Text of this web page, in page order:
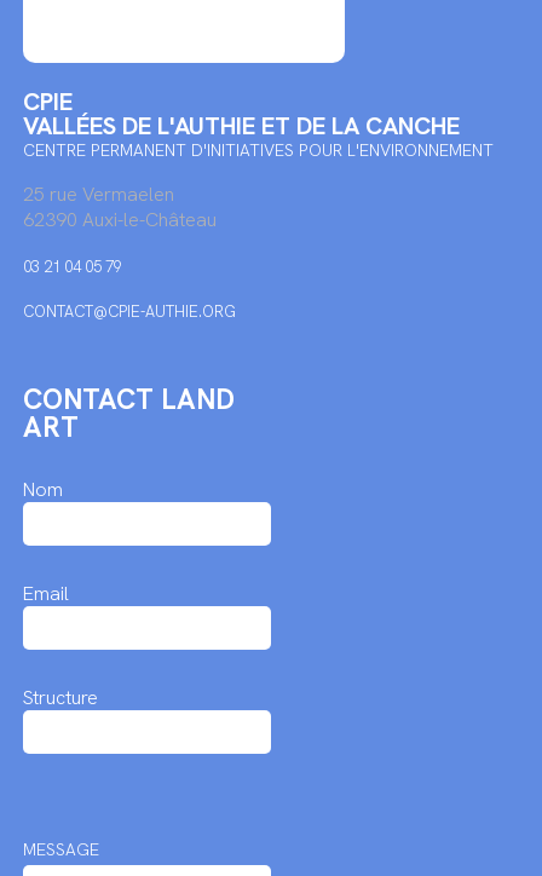
CPIE
VALLÉES DE L'AUTHIE ET DE LA CANCHE
CENTRE PERMANENT D'INITIATIVES POUR L'ENVIRONNEMENT
25 rue Vermaelen
62390 Auxi-le-Château
03 21 04 05 79
CONTACT@CPIE-AUTHIE.ORG
CONTACT LAND
ART
Nom
Email
Structure
MESSAGE